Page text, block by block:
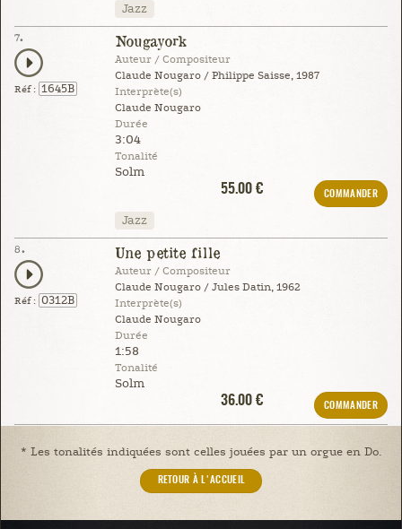
Jazz
7.
Réf : 1645B
Nougayork
Auteur / Compositeur
Claude Nougaro / Philippe Saisse, 1987
Interprète(s)
Claude Nougaro
Durée
3:04
Tonalité
Solm
55.00 €
COMMANDER
Jazz
8.
Réf : 0312B
Une petite fille
Auteur / Compositeur
Claude Nougaro / Jules Datin, 1962
Interprète(s)
Claude Nougaro
Durée
1:58
Tonalité
Solm
36.00 €
COMMANDER
* Les tonalités indiquées sont celles jouées par un orgue en Do.
RETOUR À L'ACCUEIL